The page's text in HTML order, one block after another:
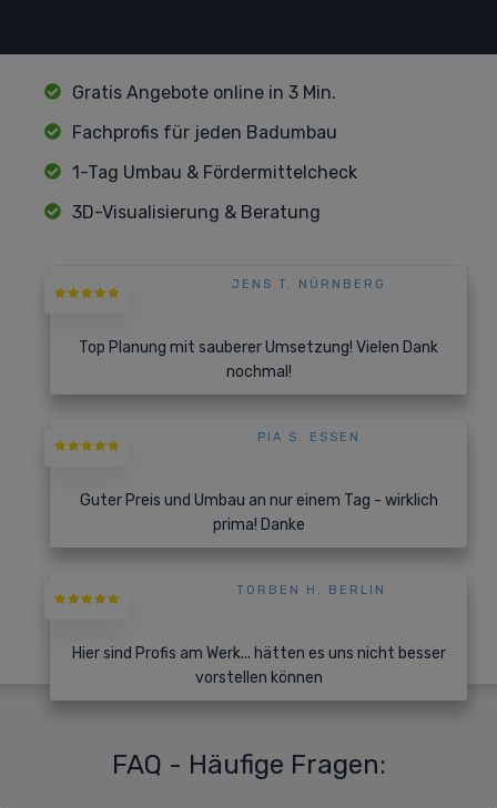
Gratis Angebote online in 3 Min.
Fachprofis für jeden Badumbau
1-Tag Umbau & Fördermittelcheck
3D-Visualisierung & Beratung
JENS T. NÜRNBERG
Top Planung mit sauberer Umsetzung! Vielen Dank
nochmal!
PIA S. ESSEN
Guter Preis und Umbau an nur einem Tag - wirklich
prima! Danke
TORBEN H. BERLIN
Hier sind Profis am Werk... hätten es uns nicht besser
vorstellen können
FAQ - Häufige Fragen: